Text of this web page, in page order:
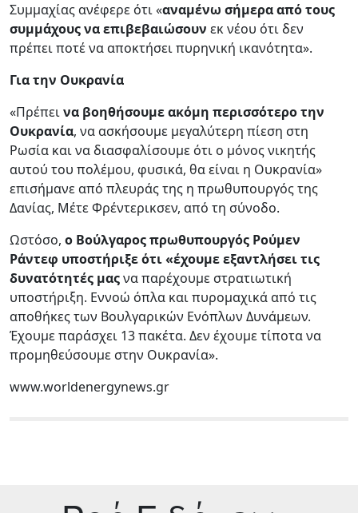
Συμμαχίας ανέφερε ότι «αναμένω σήμερα από τους
συμμάχους να επιβεβαιώσουν εκ νέου ότι δεν
πρέπει ποτέ να αποκτήσει πυρηνική ικανότητα».
Για την Ουκρανία
«Πρέπεινα βοηθήσουμε ακόμη περισσότερο την
Ουκρανία, να ασκήσουμε μεγαλύτερη πίεση στη
Ρωσία και να διασφαλίσουμε ότι ο μόνος νικητής
αυτού του πολέμου, φυσικά, θα είναι η Ουκρανία»
επισήμανε από πλευράς της η πρωθυπουργός της
Δανίας, Μέτε Φρέντερικσεν, από τη σύνοδο.
Ωστόσο, ο Βούλγαρος πρωθυπουργός Ρούμεν
Ράντεφ υποστήριξε ότι «έχουμε εξαντλήσει τις
δυνατότητές μαςνα παρέχουμε στρατιωτική
υποστήριξη. Εννοώ όπλα και πυρομαχικά από τις
αποθήκες των Βουλγαρικών Ενόπλων Δυνάμεων.
Έχουμε παράσχει 13 πακέτα. Δεν έχουμε τίποτα να
προμηθεύσουμε στην Ουκρανία».
www.worldenergynews.gr